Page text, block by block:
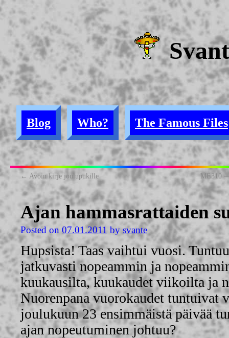
Blog Who? The Famous Files
← Avoin kirje joulupukille ME310 —
Ajan hammasrattaiden
Posted on 07.01.2011 by svante
Hupsista! Taas vaihtui vuosi.
jatkuvasti nopeammin ja
kuukausilta, kuukaudet viikoilta ja
Nuorenpana vuorokaudet tuntuivat
joulukuun 23 ensimmäistä päivää
ajan nopeutuminen johtuu?